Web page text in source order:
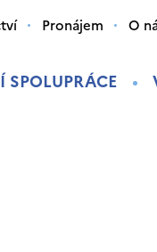
SPOLUPRÁCE
Pronájem O